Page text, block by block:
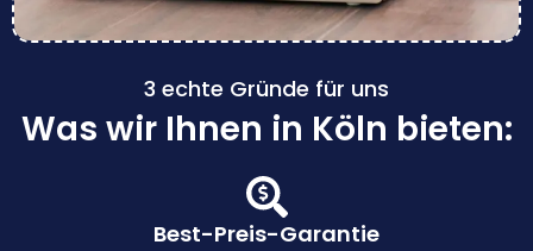
3 echte Gründe für uns
Was wir Ihnen in Köln bieten:
Best-Preis-Garantie